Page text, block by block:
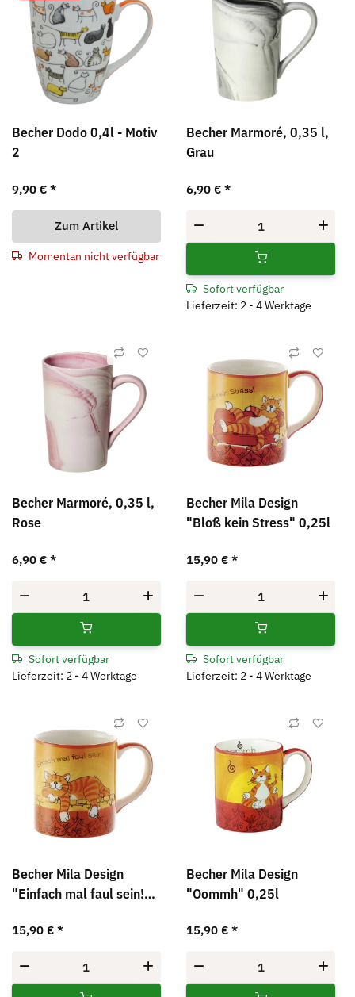
Becher Dodo 0,4l - Motiv
2
9,90 € *
Zum Artikel
Momentan nicht verfügbar
Becher Marmoré, 0,35 l,
Grau
6,90 €*
Sofort verfügbar
Lieferzeit: 2 - 4 Werktage
Becher Marmoré, 0,35 l,
Rose
6,90 € *
Sofort verfügbar
Lieferzeit: 2 - 4 Werktage
Becher Mila Design
"Bloß kein Stress" 0,25l
15,90 €*
Sofort verfügbar
Lieferzeit: 2 - 4 Werktage
Becher Mila Design
"Einfach mal faul sein!"
15,90 € *
Becher Mila Design
"Oommh" 0,25l
15,90 €*